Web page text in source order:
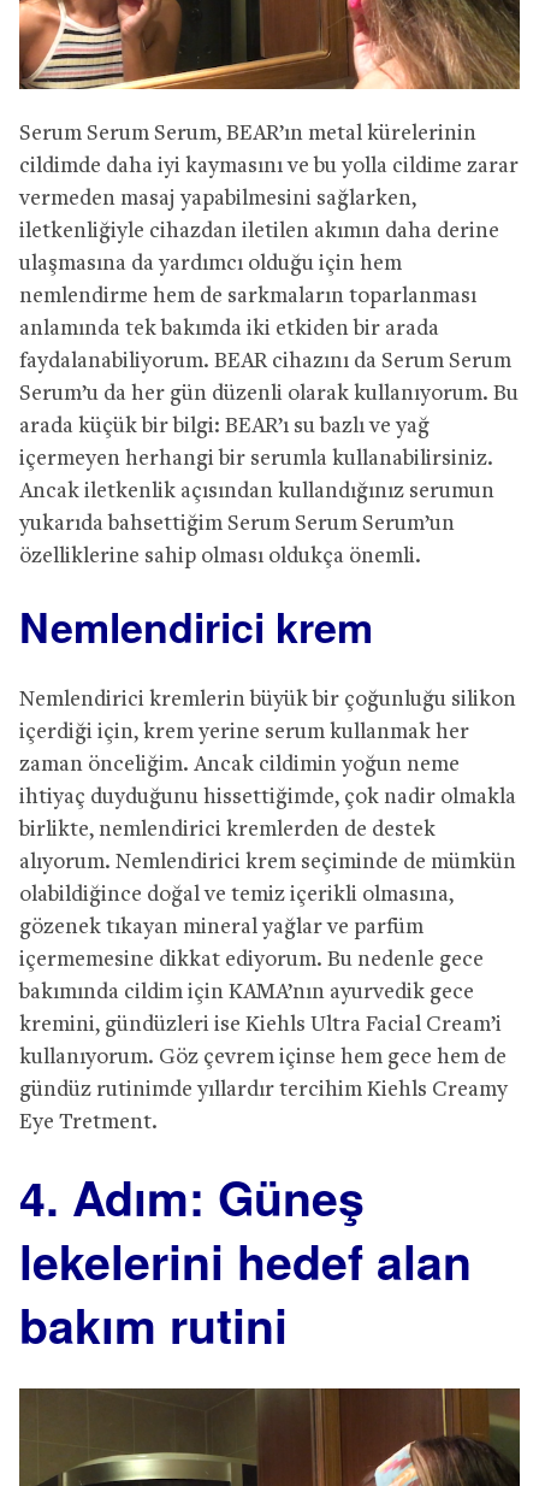
Serum Serum Serum, BEAR’ın metal kürelerinin
cildimde daha iyi kaymasını ve bu yolla cildime zarar
vermeden masaj yapabilmesini sağlarken,
iletkenliğiyle cihazdan iletilen akımın daha derine
ulaşmasına da yardımcı olduğu için hem
nemlendirme hem de sarkmaların toparlanması
anlamında tek bakımda iki etkiden bir arada
faydalanabiliyorum. BEAR cihazını da Serum Serum
Serum’u da her gün düzenli olarak kullanıyorum. Bu
arada küçük bir bilgi: BEAR’ı su bazlı ve yağ
içermeyen herhangi bir serumla kullanabilirsiniz.
Ancak iletkenlik açısından kullandığınız serumun
yukarıda bahsettiğim Serum Serum Serum’un
özelliklerine sahip olması oldukça önemli.
Nemlendirici krem
Nemlendirici kremlerin büyük bir çoğunluğu silikon
içerdiği için, krem yerine serum kullanmak her
zaman önceliğim. Ancak cildimin yoğun neme
ihtiyaç duyduğunu hissettiğimde, çok nadir olmakla
birlikte, nemlendirici kremlerden de destek
alıyorum. Nemlendirici krem seçiminde de mümkün
olabildiğince doğal ve temiz içerikli olmasına,
gözenek tıkayan mineral yağlar ve parfüm
içermemesine dikkat ediyorum. Bu nedenle gece
bakımında cildim için KAMA’nın ayurvedik gece
kremini, gündüzleri ise Kiehls Ultra Facial Cream’i
kullanıyorum. Göz çevrem içinse hem gece hem de
gündüz rutinimde yıllardır tercihim Kiehls Creamy
Eye Tretment.
4. Adım: Güneş
lekelerini hedef alan
bakım rutini